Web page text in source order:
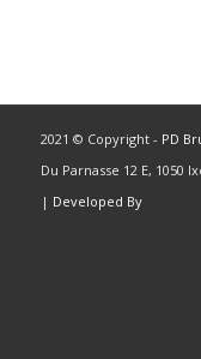
2021 © Copyright - PD
Du Parnasse 12 E, 1050
| Developed By